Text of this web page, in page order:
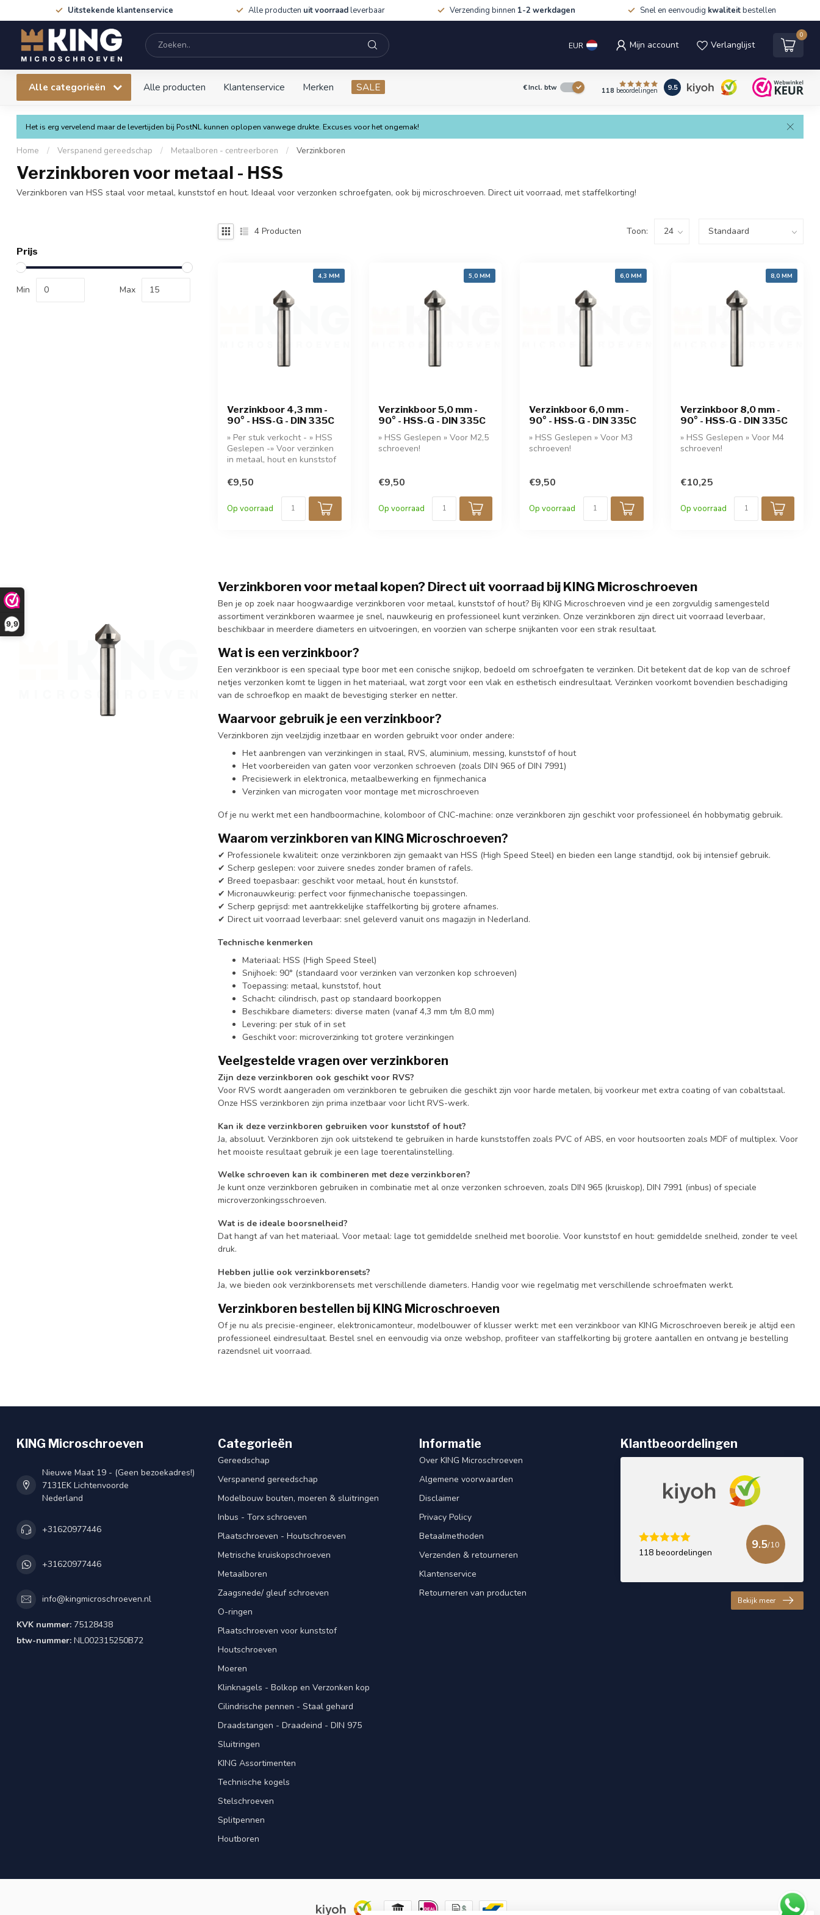
9,9
Uitstekende klantenservice Alle producten uit voorraadleverbaar Verzending binnen 1-2 werkdagen Snel en eenvoudig kwaliteitbestellen
EUR Mijn account Verlanglijst
0
Alle categorieën Alle producten Klantenservice Merken SALE €Incl. btw 118 beoordelingen 9.5
Het is erg vervelend maar de levertijden bij PostNL kunnen oplopen vanwege drukte. Excuses voor het ongemak!
Home / Verspanend gereedschap / Metaalboren - centreerboren / Verzinkboren
Verzinkboren voor metaal - HSS
Verzinkboren van HSS staal voor metaal, kunststof en hout. Ideaal voor verzonken schroefgaten, ook bij microschroeven. Direct uit voorraad, met staffelkorting!
Prijs
Min Max
4 Producten Toon:
4,3 MM
Verzinkboor 4,3 mm -
90° - HSS-G - DIN 335C
» Per stuk verkocht - » HSS
Geslepen -» Voor verzinken
in metaal, hout en kunststof
€9,50
Op voorraad
5,0 MM
Verzinkboor 5,0 mm -
90° - HSS-G - DIN 335C
» HSS Geslepen » Voor M2,5
schroeven!
€9,50
Op voorraad
6,0 MM
Verzinkboor 6,0 mm -
90° - HSS-G - DIN 335C
» HSS Geslepen » Voor M3
schroeven!
€9,50
Op voorraad
8,0 MM
Verzinkboor 8,0 mm -
90° - HSS-G - DIN 335C
» HSS Geslepen » Voor M4
schroeven!
€10,25
Op voorraad
Verzinkboren voor metaal kopen? Direct uit voorraad bij KING Microschroeven
Ben je op zoek naar hoogwaardige verzinkboren voor metaal, kunststof of hout? Bij KING Microschroeven vind je een zorgvuldig samengesteld
assortiment verzinkboren waarmee je snel, nauwkeurig en professioneel kunt verzinken. Onze verzinkboren zijn direct uit voorraad leverbaar,
beschikbaar in meerdere diameters en uitvoeringen, en voorzien van scherpe snijkanten voor een strak resultaat.
Wat is een verzinkboor?
Een verzinkboor is een speciaal type boor met een conische snijkop, bedoeld om schroefgaten te verzinken. Dit betekent dat de kop van de schroef
netjes verzonken komt te liggen in het materiaal, wat zorgt voor een vlak en esthetisch eindresultaat. Verzinken voorkomt bovendien beschadiging
van de schroefkop en maakt de bevestiging sterker en netter.
Waarvoor gebruik je een verzinkboor?
Verzinkboren zijn veelzijdig inzetbaar en worden gebruikt voor onder andere:
Het aanbrengen van verzinkingen in staal, RVS, aluminium, messing, kunststof of hout
Het voorbereiden van gaten voor verzonken schroeven (zoals DIN 965 of DIN 7991)
Precisiewerk in elektronica, metaalbewerking en fijnmechanica
Verzinken van microgaten voor montage met microschroeven
Of je nu werkt met een handboormachine, kolomboor of CNC-machine: onze verzinkboren zijn geschikt voor professioneel én hobbymatig gebruik.
Waarom verzinkboren van KING Microschroeven?
✔ Professionele kwaliteit: onze verzinkboren zijn gemaakt van HSS (High Speed Steel) en bieden een lange standtijd, ook bij intensief gebruik.
✔ Scherp geslepen: voor zuivere snedes zonder bramen of rafels.
✔ Breed toepasbaar: geschikt voor metaal, hout én kunststof.
✔ Micronauwkeurig: perfect voor fijnmechanische toepassingen.
✔ Scherp geprijsd: met aantrekkelijke staffelkorting bij grotere afnames.
✔ Direct uit voorraad leverbaar: snel geleverd vanuit ons magazijn in Nederland.
Technische kenmerken
Materiaal: HSS (High Speed Steel)
Snijhoek: 90° (standaard voor verzinken van verzonken kop schroeven)
Toepassing: metaal, kunststof, hout
Schacht: cilindrisch, past op standaard boorkoppen
Beschikbare diameters: diverse maten (vanaf 4,3 mm t/m 8,0 mm)
Levering: per stuk of in set
Geschikt voor: microverzinking tot grotere verzinkingen
Veelgestelde vragen over verzinkboren
Zijn deze verzinkboren ook geschikt voor RVS?
Voor RVS wordt aangeraden om verzinkboren te gebruiken die geschikt zijn voor harde metalen, bij voorkeur met extra coating of van cobaltstaal.
Onze HSS verzinkboren zijn prima inzetbaar voor licht RVS-werk.
Kan ik deze verzinkboren gebruiken voor kunststof of hout?
Ja, absoluut. Verzinkboren zijn ook uitstekend te gebruiken in harde kunststoffen zoals PVC of ABS, en voor houtsoorten zoals MDF of multiplex. Voor
het mooiste resultaat gebruik je een lage toerentalinstelling.
Welke schroeven kan ik combineren met deze verzinkboren?
Je kunt onze verzinkboren gebruiken in combinatie met al onze verzonken schroeven, zoals DIN 965 (kruiskop), DIN 7991 (inbus) of speciale
microverzonkingsschroeven.
Wat is de ideale boorsnelheid?
Dat hangt af van het materiaal. Voor metaal: lage tot gemiddelde snelheid met boorolie. Voor kunststof en hout: gemiddelde snelheid, zonder te veel
druk.
Hebben jullie ook verzinkborensets?
Ja, we bieden ook verzinkborensets met verschillende diameters. Handig voor wie regelmatig met verschillende schroefmaten werkt.
Verzinkboren bestellen bij KING Microschroeven
Of je nu als precisie-engineer, elektronicamonteur, modelbouwer of klusser werkt: met een verzinkboor van KING Microschroeven bereik je altijd een
professioneel eindresultaat. Bestel snel en eenvoudig via onze webshop, profiteer van staffelkorting bij grotere aantallen en ontvang je bestelling
razendsnel uit voorraad.
KING Microschroeven
Nieuwe Maat 19 - (Geen bezoekadres!)
7131EK Lichtenvoorde
Nederland
+31620977446
+31620977446
info@kingmicroschroeven.nl
KVK nummer: 75128438
btw-nummer: NL002315250B72
Categorieën
Gereedschap
Verspanend gereedschap
Modelbouw bouten, moeren & sluitringen
Inbus - Torx schroeven
Plaatschroeven - Houtschroeven
Metrische kruiskopschroeven
Metaalboren
Zaagsnede/ gleuf schroeven
O-ringen
Plaatschroeven voor kunststof
Houtschroeven
Moeren
Klinknagels - Bolkop en Verzonken kop
Cilindrische pennen - Staal gehard
Draadstangen - Draadeind - DIN 975
Sluitringen
KING Assortimenten
Technische kogels
Stelschroeven
Splitpennen
Houtboren
Informatie
Over KING Microschroeven
Algemene voorwaarden
Disclaimer
Privacy Policy
Betaalmethoden
Verzenden & retourneren
Klantenservice
Retourneren van producten
Klantbeoordelingen
118 beoordelingen
9.5/10
Bekijk meer